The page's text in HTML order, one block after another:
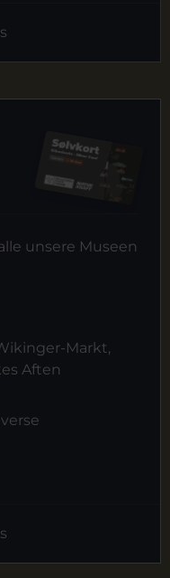
unsere Museen
Markt,
Aften